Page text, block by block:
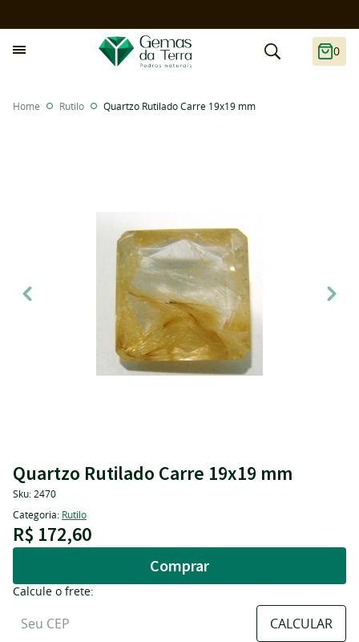
0
Home Rutilo Quartzo Rutilado Carre 19x19 mm
Quartzo Rutilado Carre 19x19 mm
Sku: 2470
Categoria: Rutilo
R$ 172,60
Comprar
Calcule o frete: